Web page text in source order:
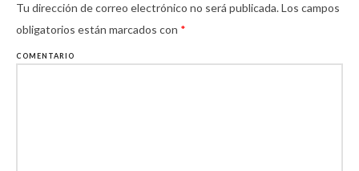
Tu dirección de correo electrónico no será publicada.Los campos
obligatorios están marcados con *
COMENTARIO